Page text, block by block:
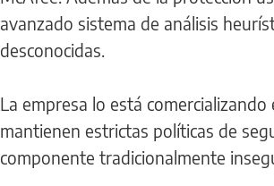
avanzado sistema de análisis
desconocidas.
La empresa lo está
mantienen estrictas políticas de
componente tradicionalmente